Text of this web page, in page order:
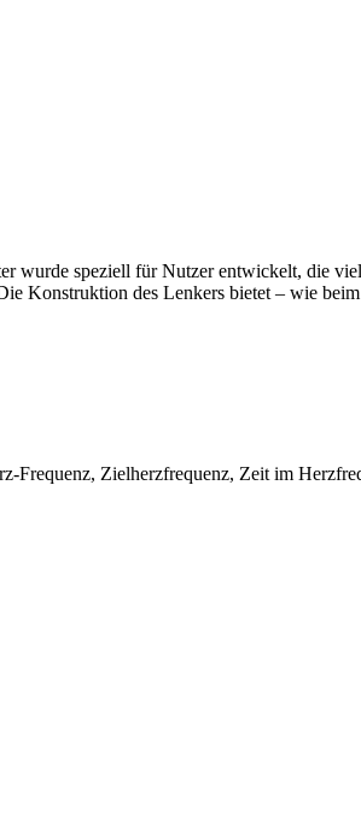
wurde speziell für Nutzer entwickelt, die
Konstruktion des Lenkers bietet – wie
Zielherzfrequenz, Zeit im